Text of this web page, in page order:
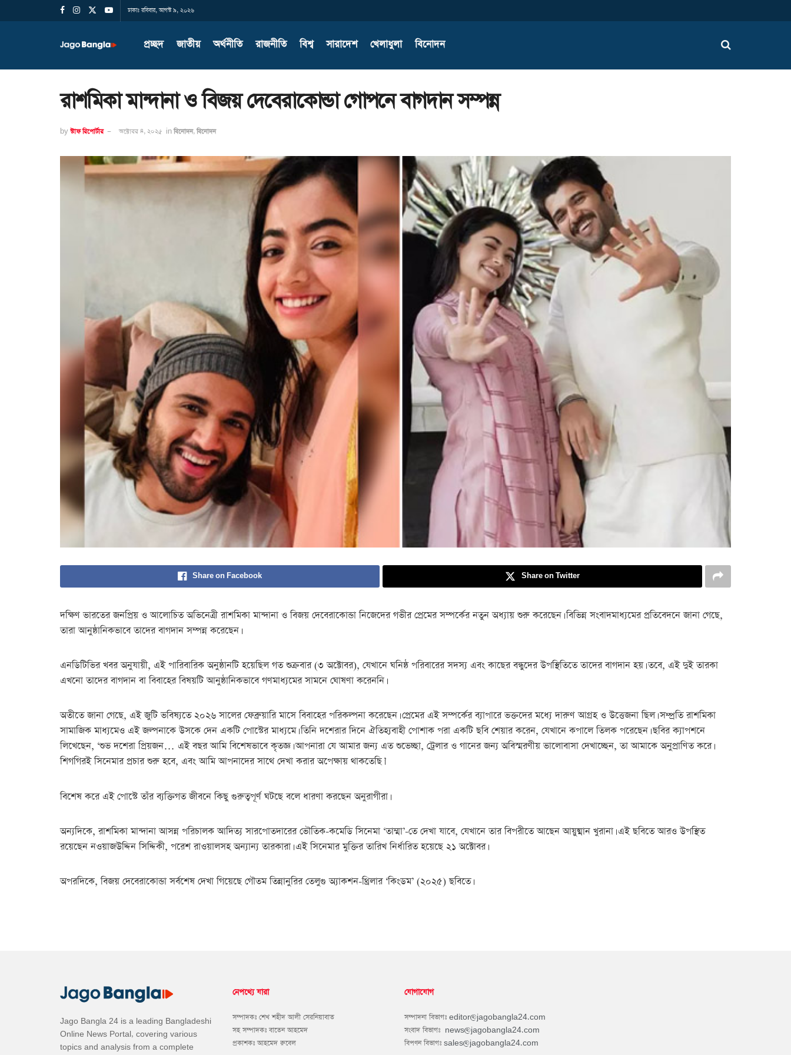
ঢাকাঃ রবিবার, আগস্ট ৯, ২০২৬
প্রচ্ছদ জাতীয় অর্থনীতি রাজনীতি বিশ্ব সারাদেশ খেলাধুলা বিনোদন
রাশমিকা মান্দানা ও বিজয় দেবেরাকোন্ডা গোপনে বাগদান সম্পন্ন
by স্টাফ রিপোর্টার অক্টোবর ৪, ২০২৫ in বিনোদন,বিনোদন
Share on Facebook Share on Twitter
দক্ষিণ ভারতের জনপ্রিয় ও আলোচিত অভিনেত্রী রাশমিকা মান্দানা ও বিজয় দেবেরাকোন্ডা নিজেদের গভীর প্রেমের সম্পর্কের নতুন অধ্যায় শুরু করেছেন। বিভিন্ন সংবাদমাধ্যমের প্রতিবেদনে জানা গেছে,
তারা আনুষ্ঠানিকভাবে তাদের বাগদান সম্পন্ন করেছেন।
এনডিটিভির খবর অনুযায়ী, এই পারিবারিক অনুষ্ঠানটি হয়েছিল গত শুক্রবার (৩ অক্টোবর), যেখানে ঘনিষ্ঠ পরিবারের সদস্য এবং কাছের বন্ধুদের উপস্থিতিতে তাদের বাগদান হয়। তবে, এই দুই তারকা
এখনো তাদের বাগদান বা বিবাহের বিষয়টি আনুষ্ঠানিকভাবে গণমাধ্যমের সামনে ঘোষণা করেননি।
অতীতে জানা গেছে, এই জুটি ভবিষ্যতে ২০২৬ সালের ফেব্রুয়ারি মাসে বিবাহের পরিকল্পনা করেছেন। প্রেমের এই সম্পর্কের ব্যাপারে ভক্তদের মধ্যে দারুণ আগ্রহ ও উত্তেজনা ছিল। সম্প্রতি রাশমিকা
সামাজিক মাধ্যমেও এই জল্পনাকে উসকে দেন একটি পোস্টের মাধ্যমে। তিনি দশেরার দিনে ঐতিহ্যবাহী পোশাক পরা একটি ছবি শেয়ার করেন, যেখানে কপালে তিলক পরেছেন। ছবির ক্যাপশনে
লিখেছেন, ‘শুভ দশেরা প্রিয়জন… এই বছর আমি বিশেষভাবে কৃতজ্ঞ। আপনারা যে আমার জন্য এত শুভেচ্ছা, ট্রেলার ও গানের জন্য অবিস্মরণীয় ভালোবাসা দেখাচ্ছেন, তা আমাকে অনুপ্রাণিত করে।
শিগগিরই সিনেমার প্রচার শুরু হবে, এবং আমি আপনাদের সাথে দেখা করার অপেক্ষায় থাকতেছি।’
বিশেষ করে এই পোস্টে তাঁর ব্যক্তিগত জীবনে কিছু গুরুত্বপূর্ণ ঘটছে বলে ধারণা করছেন অনুরাগীরা।
অন্যদিকে, রাশমিকা মান্দানা আসন্ন পরিচালক আদিত্য সারপোতদারের ভৌতিক-কমেডি সিনেমা ‘তাম্মা’-তে দেখা যাবে, যেখানে তার বিপরীতে আছেন আয়ুষ্মান খুরানা। এই ছবিতে আরও উপস্থিত
রয়েছেন নওয়াজউদ্দিন সিদ্দিকী, পরেশ রাওয়ালসহ অন্যান্য তারকারা। এই সিনেমার মুক্তির তারিখ নির্ধারিত হয়েছে ২১ অক্টোবর।
অপরদিকে, বিজয় দেবেরাকোন্ডা সর্বশেষ দেখা গিয়েছে গৌতম তিন্নানুরির তেলুগু অ্যাকশন-থ্রিলার ‘কিংডম’ (২০২৫) ছবিতে।
Jago Bangla 24 is a leading Bangladeshi
Online News Portal, covering various
topics and analysis from a complete
নেপথ্যে যারা
সম্পাদকঃ শেখ শহীদ আলী সেরনিয়াবাত
সহ সম্পাদকঃ বাতেন আহমেদ
প্রকাশকঃ আহমেদ রুবেল
যোগাযোগ
সম্পাদনা বিভাগঃ editor@jagobangla24.com
সংবাদ বিভাগঃ news@jagobangla24.com
বিপণন বিভাগঃ sales@jagobangla24.com